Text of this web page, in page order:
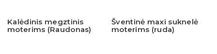
Kalėdinis megztinis
moterims (Raudonas)
Šventinė maxi suknelė
moterims (ruda)